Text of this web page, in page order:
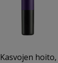
Kasvojen hoito,